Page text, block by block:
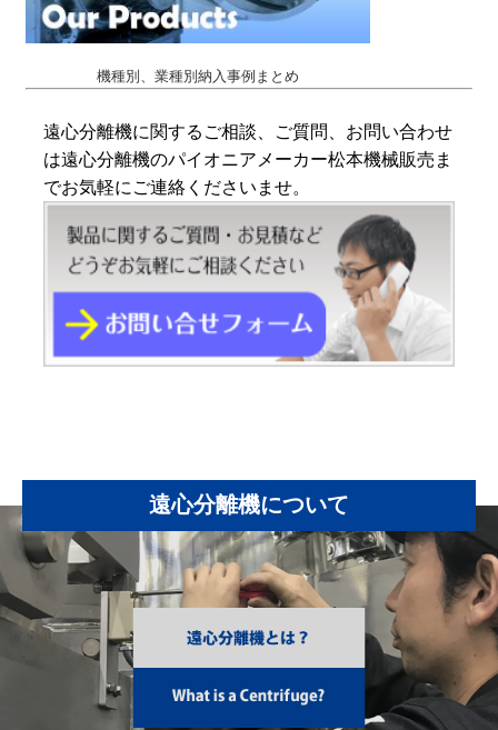
機種別、業種別納入事例まとめ
遠心分離機に関するご相談、ご質問、お問い合わせ
は遠心分離機のパイオニアメーカー松本機械販売ま
でお気軽にご連絡くださいませ。
遠心分離機について